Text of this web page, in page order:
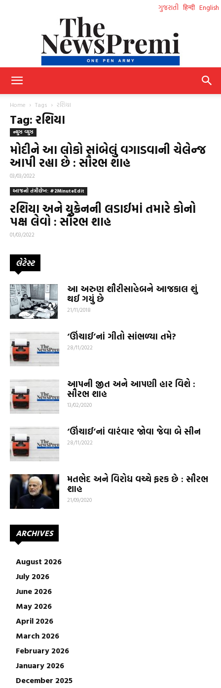
ગુજરાતી हिन्दी English
Home Tags રશિયા
Tag: રશિયા
ન્યુઝ વ્યુઝ
મોદીને આ લોકો સાંબેલું વગાડવાની ચેલેન્જ
આપી રહ્યા છે : સૌરભ શાહ
03/03/2022
આજનો તંત્રીલેખ: #2MinuteEdit
રશિયા અને યુક્રેનની લડાઈમાં તમારે કોનો
પક્ષ લેવો : સૌરભ શાહ
01/03/2022
લેટેસ્ટ
આ અરુણ શૌરીસાહેબને આજકાલ શું
થઈ ગયું છે
21/11/2018
‘ઊંચાઈ’નાં ગીતો સાંભળ્યા તમે?
28/11/2022
આપની જીત અને આપણી હાર વિશે :
સૌરભ શાહ
13/02/2020
‘ઊંચાઈ’નાં વારંવાર જોવા જેવા બે સીન
28/11/2022
મતભેદ અને વિરોધ વચ્ચે ફરક છે : સૌરભ
શાહ
21/09/2020
ARCHIVES
August 2026
July 2026
June 2026
May 2026
April 2026
March 2026
February 2026
January 2026
December 2025